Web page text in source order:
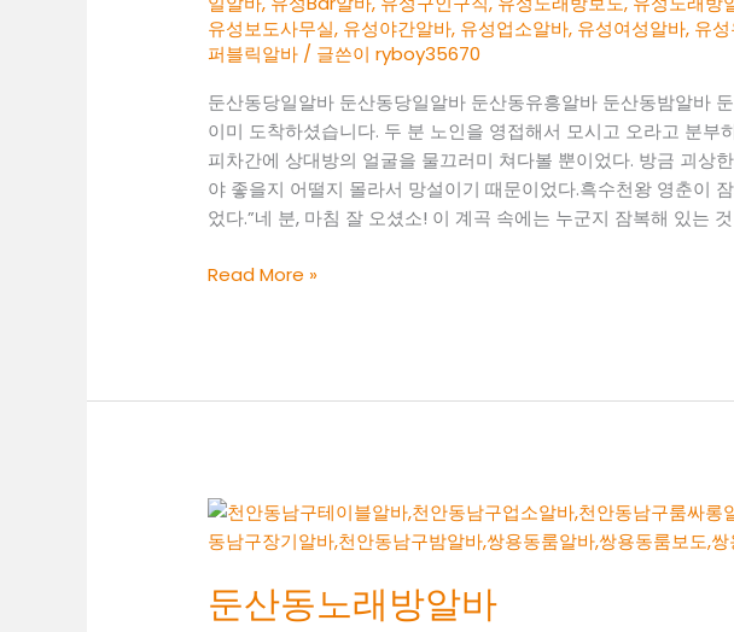
유성보도사무실, 유성야간알바, 유성업소알바, 유성여성알바, 유
퍼블릭알바 / 글쓴이ryboy35670
둔산동당일알바 둔산동당일알바 둔산동유흥알바 둔산동밤알바
이미 도착하셨습니다. 두 분 노인을 영접해서 모시고 오라고 분부
피차간에 상대방의 얼굴을 물끄러미 쳐다볼 뿐이었다. 방금 괴상
야 좋을지 어떨지 몰라서 망설이기 때문이었다.흑수천왕 영춘이
었다.”네 분, 마침 잘 오셨소! 이 계곡 속에는 누군지 잠복해 있는
둔
Read More »
둔산동노래방알바